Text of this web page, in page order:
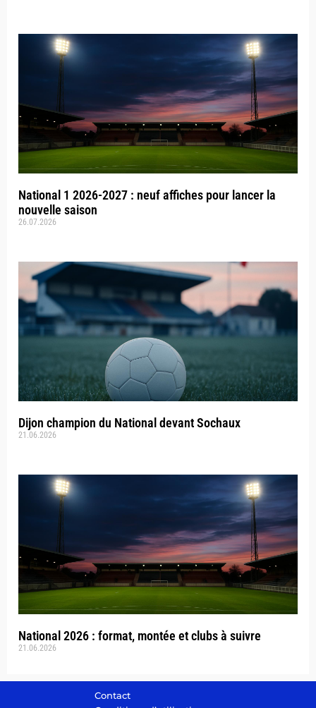
National 1 2026-2027 : neuf affiches pour lancer la
nouvelle saison
26.07.2026
Dijon champion du National devant Sochaux
21.06.2026
National 2026 : format, montée et clubs à suivre
21.06.2026
Contact